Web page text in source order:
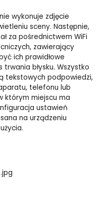
wykonuje zdjęcie
sceny. Następnie,
za pośrednictwem WiFi
zawierający
ich prawidłowe
trwania błysku. Wszystko
tekstowych podpowiedzi,
telefonu lub
którym miejscu ma
ustawień
na urządzeniu